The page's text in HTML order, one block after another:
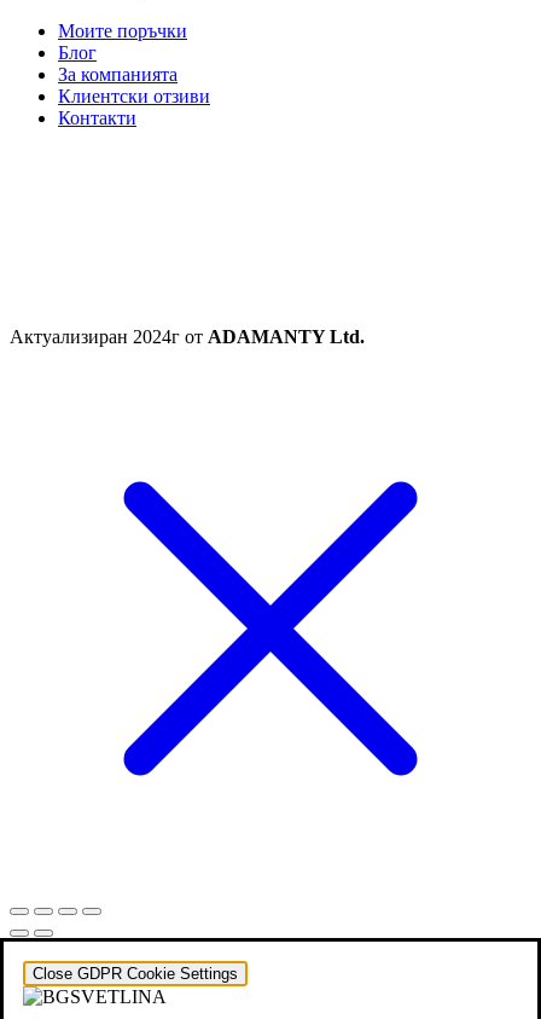
Моите поръчки
Блог
За компанията
Клиентски отзиви
Контакти
Актуализиран 2024г от ADAMANTY Ltd.
Close GDPR Cookie Settings